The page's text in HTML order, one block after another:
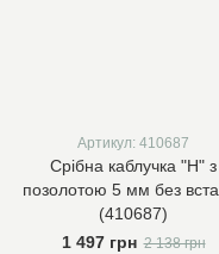
Артикул: 410687
Срібна каблучка "Н" з
позолотою 5 мм без
(410687)
1 497 грн 2 138 грн